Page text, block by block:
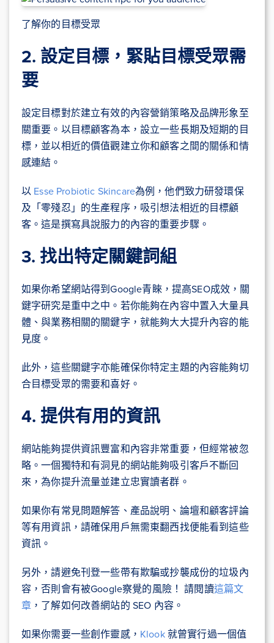
了解你的目標受眾
2. 設定目標，緊貼目標受眾需
要
設定目標對於建立有效的內容營銷策略及品牌形象至
關重要。以目標顧客為本，設立一些長期及短期的目
標，並以相近的價值觀建立你和顧客之間的關係和情
感連結。
以 Esse Probiotic Skincare為例，他們致力研發環保
及「零殘忍」的生產程序，吸引想法相近的目標顧
客。這是撰寫具說服力的內容的重要步驟。
3. 找出特定關鍵詞組
如果你希望網站得到Google青睞，提高SEO成效，關
鍵字研究是重中之中。若你能夠在內容中置入大量具
體、與業務相關的關鍵字，就能夠大大提升內容的能
見度。
此外，這些關鍵字亦能確保你特定主題的內容能夠切
合目標受眾的需要和喜好。
4. 提供有用的資訊
網站能夠提供資訊豐富和內容非常重要，但經常被忽
略。一個獨特和有洞見的網站能夠吸引客戶不斷回
來，為你提升流量並建立忠實讀者群。
如果你有常見問題解答、產品說明、論壇和顧客評論
等有用資訊，請確保用戶無需東翻西找便能看到這些
資訊。
另外，請避免刊登一些帶有欺騙或抄襲成份的垃圾內
容，否則會有被Google察覺的風險！ 請閱讀這篇文
章 ，了解如何改善網站的 SEO 內容。
如果你需要一些創作靈感， Klook就曾實行過一個值